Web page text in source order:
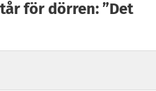
för dörren: ”Det